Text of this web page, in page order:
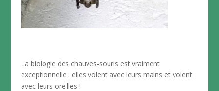
La biologie des chauves-souris est vraiment
exceptionnelle : elles volent avec leurs mains et voient
avec leurs oreilles !